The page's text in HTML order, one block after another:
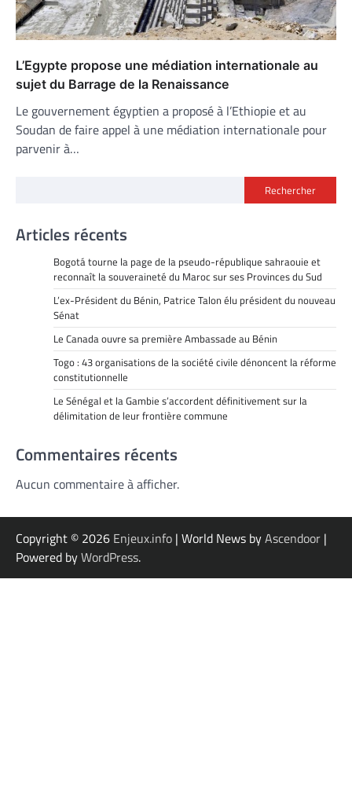
L’Egypte propose une médiation internationale au
sujet du Barrage de la Renaissance
Le gouvernement égyptien a proposé à l’Ethiopie et au
Soudan de faire appel à une médiation internationale pour
parvenir à…
Rechercher
Articles récents
Bogotá tourne la page de la pseudo-république sahraouie et
reconnaît la souveraineté du Maroc sur ses Provinces du Sud
L’ex-Président du Bénin, Patrice Talon élu président du nouveau
Sénat
Le Canada ouvre sa première Ambassade au Bénin
Togo : 43 organisations de la société civile dénoncent la réforme
constitutionnelle
Le Sénégal et la Gambie s’accordent définitivement sur la
délimitation de leur frontière commune
Commentaires récents
Aucun commentaire à afficher.
Copyright © 2026 Enjeux.info | World News byAscendoor |
Powered byWordPress.